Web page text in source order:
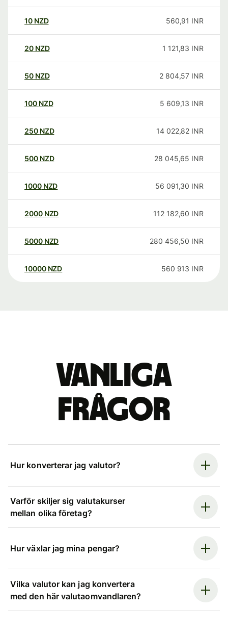
10 NZD 560,91 INR
20 NZD 1 121,83 INR
50 NZD 2 804,57 INR
100 NZD 5 609,13 INR
250 NZD 14 022,82 INR
500 NZD 28 045,65 INR
1000 NZD 56 091,30 INR
2000 NZD 112 182,60 INR
5000 NZD 280 456,50 INR
10000 NZD 560 913 INR
Vanliga
frågor
Hur konverterar jag valutor?
Varför skiljer sig valutakurser
mellan olika företag?
Hur växlar jag mina pengar?
Vilka valutor kan jag konvertera
med den här valutaomvandlaren?